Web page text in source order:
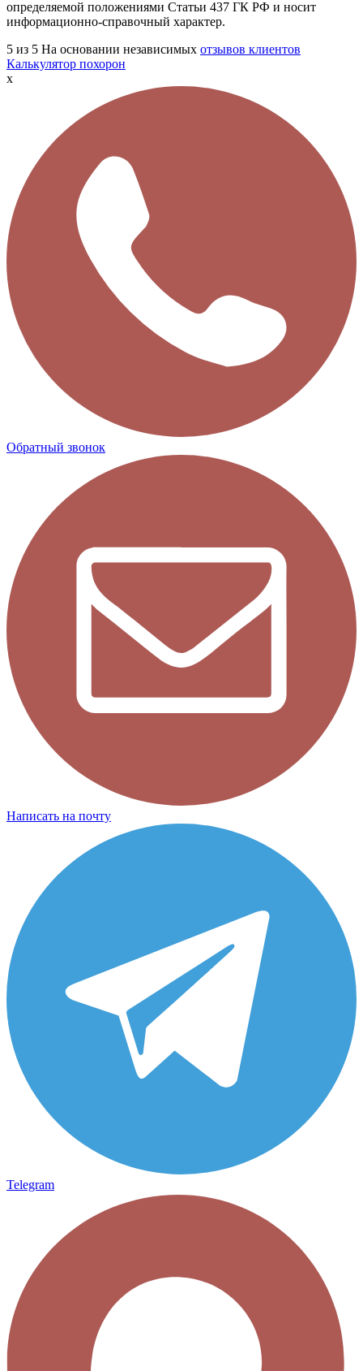
определяемой положениями Статьи 437 ГК РФ и носит
информационно-справочный характер.
5 из 5 На основании независимых отзывов клиентов
Калькулятор похорон
x
Обратный звонок
Написать на почту
Telegram